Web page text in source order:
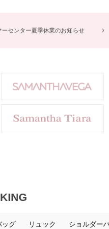
びとお知らせ
ッグ リュック ショルダー